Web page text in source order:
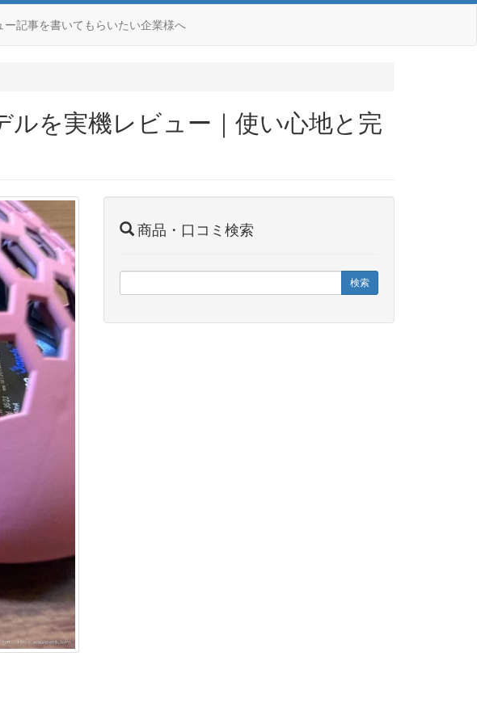
ー記事を書いてもらいたい企業様へ
ルを実機レビュー｜使い心地と完
商品・口コミ検索
検索